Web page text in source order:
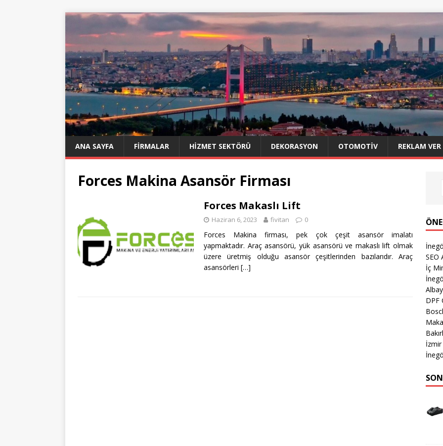
ANA SAYFA FIRMALAR HIZMET SEKTÖRÜ DEKORASYON OTOMOTIV REKLAM VER
Forces Makina Asansör Firması
Forces Makaslı Lift
Haziran 6, 2023 fivitan 0
Forces Makina firması, pek çok çeşit asansör imalatı
yapmaktadır. Araç asansörü, yük asansörü ve makaslı lift olmak
üzere üretmiş olduğu asansör çeşitlerinden bazılarıdır. Araç
asansörleri […]
SEO
İç
DPF